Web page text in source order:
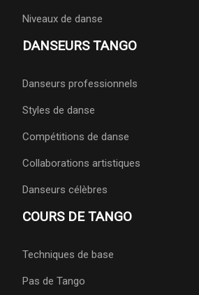
Niveaux de danse
DANSEURS TANGO
Danseurs professionnels
Styles de danse
Compétitions de danse
Collaborations artistiques
Danseurs célèbres
COURS DE TANGO
Techniques de base
Pas de Tango